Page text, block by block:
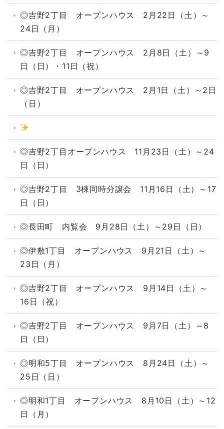
◎吉野2丁目 オープンハウス 2月22日（土）～
24日（月）
◎吉野2丁目 オープンハウス 2月8日（土）～9
日（日）・11日（祝）
◎吉野2丁目 オープンハウス 2月1日（土）～2日
（日）
◎吉野2丁目オープンハウス 11月23日（土）～24
日（日）
◎吉野2丁目 3棟同時分譲会 11月16日（土）～17
日（日）
◎長田町 内覧会 9月28日（土）～29日（日）
◎伊敷1丁目 オープンハウス 9月21日（土）～
23日（月）
◎吉野2丁目 オープンハウス 9月14日（土）～
16日（祝）
◎吉野2丁目 オープンハウス 9月7日（土）～8
日（日）
◎明和5丁目 オープンハウス 8月24日（土）～
25日（日）
◎明和1丁目 オープンハウス 8月10日（土）～12
日（月）